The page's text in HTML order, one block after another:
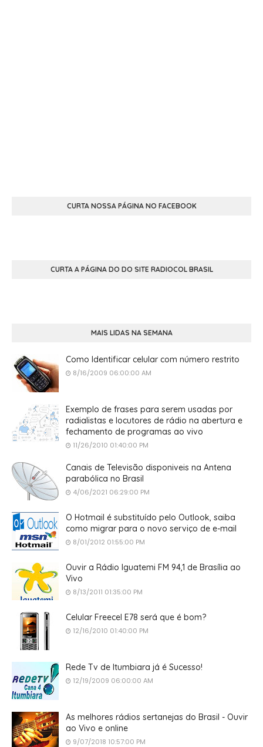
CURTA NOSSA PÁGINA NO FACEBOOK
CURTA A PÁGINA DO DO SITE RADIOCOL BRASIL
MAIS LIDAS NA SEMANA
Como Identificar celular com número restrito
8/16/2009 06:00:00 AM
Exemplo de frases para serem usadas por
radialistas e locutores de rádio na abertura e
fechamento de programas ao vivo
11/26/2010 01:40:00 PM
Canais de Televisão disponiveis na Antena
parabólica no Brasil
4/06/2021 06:29:00 PM
O Hotmail é substituído pelo Outlook, saiba
como migrar para o novo serviço de e-mail
8/01/2012 01:55:00 PM
Ouvir a Rádio Iguatemi FM 94,1 de Brasília ao
Vivo
8/13/2011 01:35:00 PM
Celular Freecel E78 será que é bom?
12/16/2010 01:40:00 PM
Rede Tv de Itumbiara já é Sucesso!
12/19/2009 06:00:00 AM
As melhores rádios sertanejas do Brasil - Ouvir
ao Vivo e online
9/07/2018 10:57:00 PM